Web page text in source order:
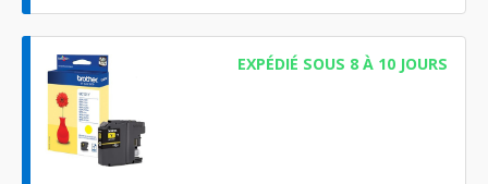
EXPÉDIÉ SOUS 8 À 10 JOURS